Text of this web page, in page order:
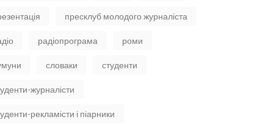
пресклуб молодого журналіста
радіопрограма роми
словаки студенти
журналісти
рекламісти і піарники